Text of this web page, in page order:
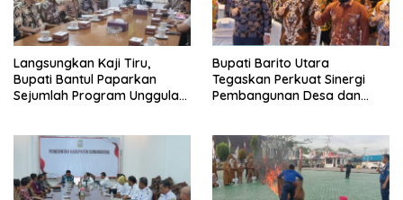
Langsungkan Kaji Tiru,
Bupati Bantul Paparkan
Sejumlah Program Unggulan
Bupati Barito Utara
Tegaskan Perkuat Sinergi
Pembangunan Desa dan